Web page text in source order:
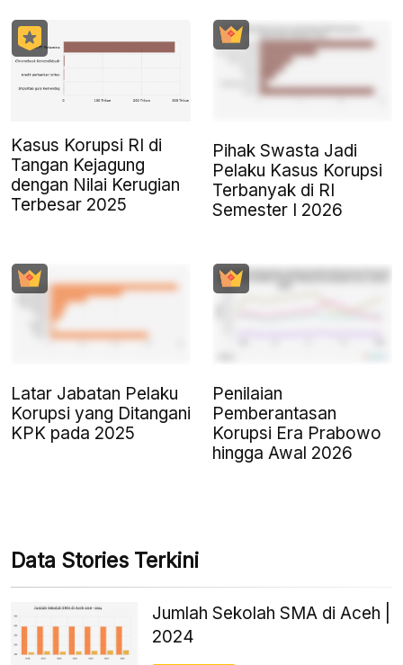
Kasus Korupsi RI di
Tangan Kejagung
dengan Nilai Kerugian
Terbesar 2025
Pihak Swasta Jadi
Pelaku Kasus Korupsi
Terbanyak di RI
Semester I 2026
Latar Jabatan Pelaku
Korupsi yang Ditangani
KPK pada 2025
Penilaian
Pemberantasan
Korupsi Era Prabowo
hingga Awal 2026
Data Stories Terkini
Jumlah Sekolah SMA di Aceh |
2024